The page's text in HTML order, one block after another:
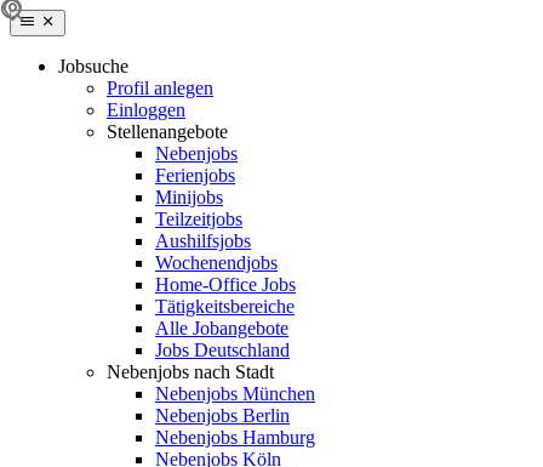
Jobsuche
Profil anlegen
Einloggen
Stellenangebote
Nebenjobs
Ferienjobs
Minijobs
Teilzeitjobs
Aushilfsjobs
Wochenendjobs
Home-Office Jobs
Tätigkeitsbereiche
Alle Jobangebote
Jobs Deutschland
Nebenjobs nach Stadt
Nebenjobs München
Nebenjobs Berlin
Nebenjobs Hamburg
Nebenjobs Köln